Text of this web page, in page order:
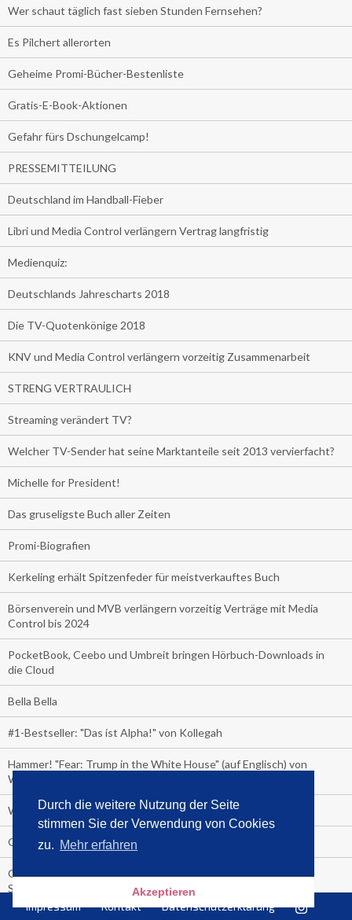
Durch die weitere Nutzung der Seite
stimmen Sie der Verwendung von Cookies
zu. Mehr erfahren
Akzeptieren
Wer schaut täglich fast sieben Stunden Fernsehen?
Es Pilchert allerorten
Geheime Promi-Bücher-Bestenliste
Gratis-E-Book-Aktionen
Gefahr fürs Dschungelcamp!
PRESSEMITTEILUNG
Deutschland im Handball-Fieber
Libri und Media Control verlängern Vertrag langfristig
Medienquiz:
Deutschlands Jahrescharts 2018
Die TV-Quotenkönige 2018
KNV und Media Control verlängern vorzeitig Zusammenarbeit
STRENG VERTRAULICH
Streaming verändert TV?
Welcher TV-Sender hat seine Marktanteile seit 2013 vervierfacht?
Michelle for President!
Das gruseligste Buch aller Zeiten
Promi-Biografien
Kerkeling erhält Spitzenfeder für meistverkauftes Buch
Börsenverein und MVB verlängern vorzeitig Verträge mit Media
Control bis 2024
PocketBook, Ceebo und Umbreit bringen Hörbuch-Downloads in
die Cloud
Bella Bella
#1-Bestseller: "Das ist Alpha!" von Kollegah
Hammer! "Fear: Trump in the White House" (auf Englisch) von
Watergate-Urgestein
Wie alt sind die TV-Zuschauer
Geisterfahrer auf Überholspur
Gegen Einsamkeit: Single-Haushalte schauen täglich fast 6
Stunden TV
Impressum Kontakt Datenschutzerklärung